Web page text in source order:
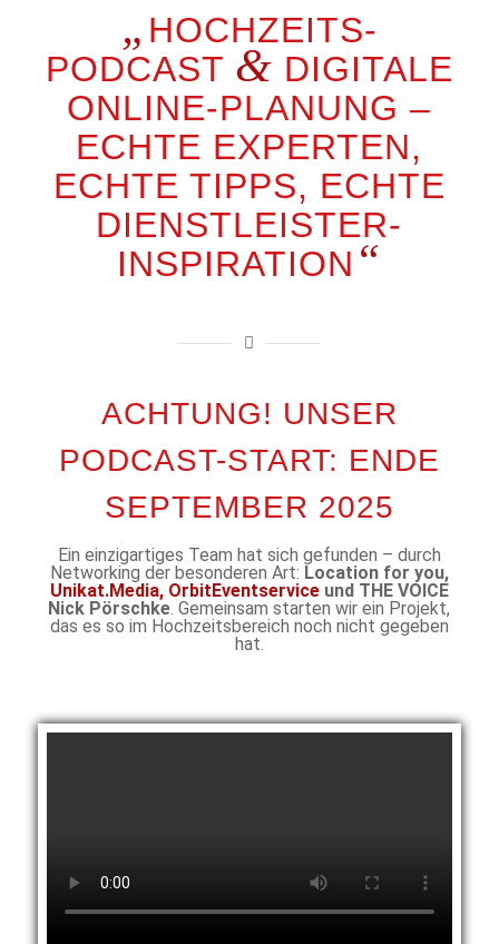
„ HOCHZEITS-
PODCAST & DIGITALE
ONLINE-PLANUNG –
ECHTE EXPERTEN,
ECHTE TIPPS, ECHTE
DIENSTLEISTER-
INSPIRATION “
ACHTUNG! UNSER
PODCAST-START: ENDE
SEPTEMBER 2025
Ein einzigartiges Team hat sich gefunden – durch
Networking der besonderen Art: Location for you,
Unikat.Media, OrbitEventserviceund THE VOICE
Nick Pörschke . Gemeinsam starten wir ein Projekt,
das es so im Hochzeitsbereich noch nicht gegeben
hat.